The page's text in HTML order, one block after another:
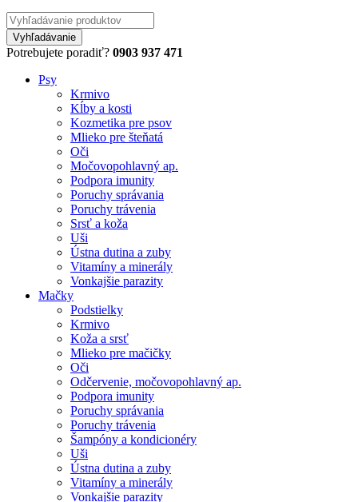
Potrebujete poradiť? 0903 937 471
Psy
Krmivo
Kĺby a kosti
Kozmetika pre psov
Mlieko pre šteňatá
Oči
Močovopohlavný ap.
Podpora imunity
Poruchy správania
Poruchy trávenia
Srsť a koža
Uši
Ústna dutina a zuby
Vitamíny a minerály
Vonkajšie parazity
Mačky
Podstielky
Krmivo
Koža a srsť
Mlieko pre mačičky
Oči
Odčervenie, močovopohlavný ap.
Podpora imunity
Poruchy správania
Poruchy trávenia
Šampóny a kondicionéry
Uši
Ústna dutina a zuby
Vitamíny a minerály
Vonkajšie parazity